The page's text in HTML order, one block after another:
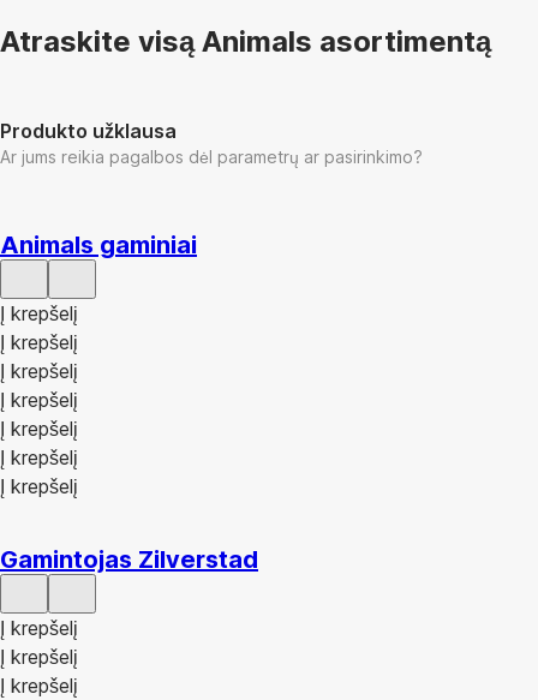
Atraskite visą Animals asortimentą
Produkto užklausa
Ar jums reikia pagalbos dėl parametrų ar pasirinkimo?
Animals gaminiai
Į krepšelį
Į krepšelį
Į krepšelį
Į krepšelį
Į krepšelį
Į krepšelį
Į krepšelį
Gamintojas Zilverstad
Į krepšelį
Į krepšelį
Į krepšelį